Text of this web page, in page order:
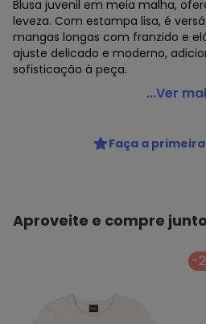
Blusa juvenil em meia malha,
leveza. Com estampa lisa, é
mangas longas com franzido e
ajuste delicado e moderno,
sofisticação à peça.
Gloss - Blusa Manga Longa
Modelagem: Justa
Comprimento da Manga: Longa
Fornecedor: MALHARIA CRISTINA
82.663.337/0001-43
Cuidados para conservação do
processo normal, com cores
Secagem em tambor baixa (máx.
200°C. Não limpar a seco.
...Ver
Faça a
Aproveite e compre junto
-